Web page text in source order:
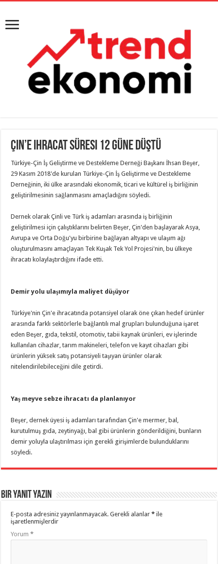
Çin’e ihracat süresi 12 güne düştü
Türkiye-Çin İş Geliştirme ve Destekleme Derneği Başkanı İhsan Beşer,
29 Kasım 2018'de kurulan Türkiye-Çin İş Geliştirme ve Destekleme
Derneğinin, iki ülke arasındaki ekonomik, ticari ve kültürel iş birliğinin
geliştirilmesinin sağlanmasını amaçladığını söyledi.
Dernek olarak Çinli ve Türk iş adamları arasında iş birliğinin
geliştirilmesi için çalıştıklarını belirten Beşer, Çin'den başlayarak Asya,
Avrupa ve Orta Doğu'yu birbirine bağlayan altyapı ve ulaşım ağı
oluşturulmasını amaçlayan Tek Kuşak Tek Yol Projesi'nin, bu ülkeye
ihracatı kolaylaştırdığını ifade etti.
Demir yolu ulaşımıyla maliyet düşüyor
Türkiye'nin Çin'e ihracatında potansiyel olarak öne çıkan hedef ürünler
arasında farklı sektörlerle bağlantılı mal grupları bulunduğuna işaret
eden Beşer, gıda, tekstil, otomotiv, tabii kaynak ürünleri, ev işlerinde
kullanılan cihazlar, tarım makineleri, telefon ve kayıt cihazları gibi
ürünlerin yüksek satış potansiyeli taşıyan ürünler olarak
nitelendirilebileceğini dile getirdi.
Yaş meyve sebze ihracatı da planlanıyor
Beşer, dernek üyesi iş adamları tarafından Çin'e mermer, bal,
kurutulmuş gıda, zeytinyağı, bal gibi ürünlerin gönderildiğini, bunların
demir yoluyla ulaştırılması için gerekli girişimlerde bulunduklarını
söyledi.
Bir yanıt yazın
E-posta adresiniz yayınlanmayacak. Gerekli alanlar* ile
işaretlenmişlerdir
Yorum*